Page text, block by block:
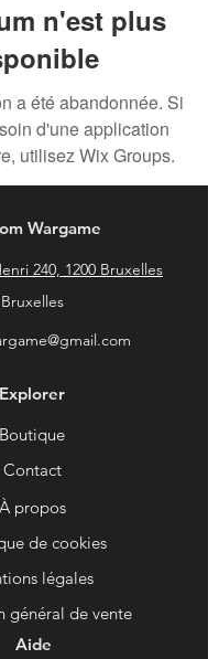
n'est plus
a été abandonnée. Si
d'une application
utilisez Wix Groups.
Wargame
240, 1200 Bruxelles
Bruxelles
Explorer
Boutique
Contact
À propos
de cookies
légales
général de vente
Aide